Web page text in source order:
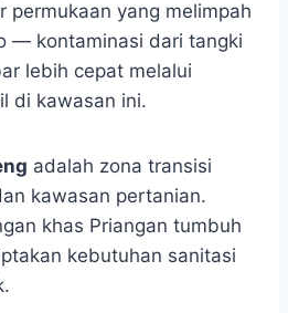
permukaan yang melimpah
— kontaminasi dari tangki
lebih cepat melalui
di kawasan ini.
adalah zona transisi
kawasan pertanian.
khas Priangan tumbuh
kebutuhan sanitasi